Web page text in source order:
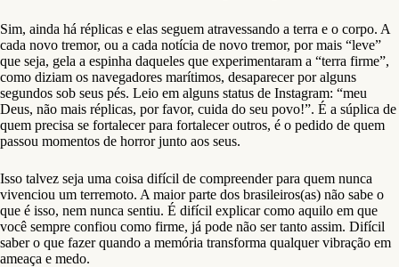
Sim, ainda há réplicas e elas seguem atravessando a terra e o corpo. A
cada novo tremor, ou a cada notícia de novo tremor, por mais “leve”
que seja, gela a espinha daqueles que experimentaram a “terra firme”,
como diziam os navegadores marítimos, desaparecer por alguns
segundos sob seus pés. Leio em alguns status de Instagram: “meu
Deus, não mais réplicas, por favor, cuida do seu povo!”. É a súplica de
quem precisa se fortalecer para fortalecer outros, é o pedido de quem
passou momentos de horror junto aos seus.
Isso talvez seja uma coisa difícil de compreender para quem nunca
vivenciou um terremoto. A maior parte dos brasileiros(as) não sabe o
que é isso, nem nunca sentiu. É difícil explicar como aquilo em que
você sempre confiou como firme, já pode não ser tanto assim. Difícil
saber o que fazer quando a memória transforma qualquer vibração em
ameaça e medo.